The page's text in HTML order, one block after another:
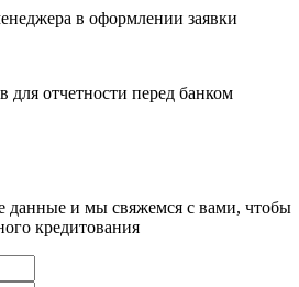
в оформлении заявки
отчетности перед банком
данные и мы свяжемся с вами, чтобы
кредитования